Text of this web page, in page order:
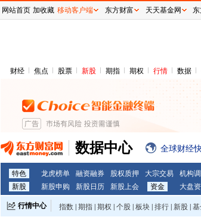
财经 焦点 股票 新股 期指 期权 行情 数据
数据中心 全球财经
特色 龙虎榜单 融资融券 股权质押 大宗交易 机构
新股
新股申购 新股日历 新股上会 资金 大盘
行情中心 指数 期指 期权 个股 板块 排行 新股
网站首页 加收藏 移动客户端 东方财富 天天基金网